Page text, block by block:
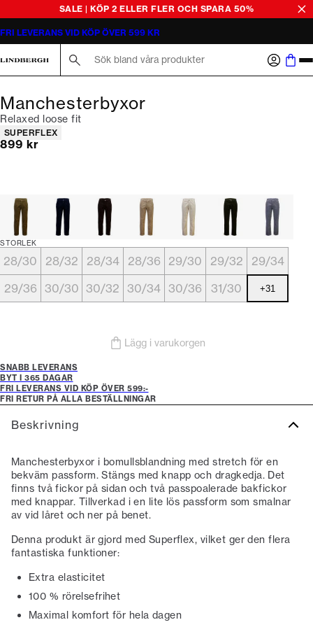
SALE | KÖP 2 ELLER FLER OCH SPARA 50%
FRI LEVERANS VID KÖP ÖVER 599 KR
Manchesterbyxor
Relaxed loose fit
Produktattribut
SUPERFLEX
Nuvarande pris
899 kr
STORLEK
28/30 28/32 28/34 28/36 29/30 29/32
29/34
29/36 30/30 30/32 30/34 30/36 31/30 +31
Lägg i varukorgen
SNABB LEVERANS
BYT I 365 DAGAR
FRI LEVERANS VID KÖP ÖVER 599:-
FRI RETUR PÅ ALLA BESTÄLLNINGAR
Beskrivning
Manchesterbyxor i bomullsblandning med stretch för en
bekväm passform. Stängs med knapp och dragkedja. Det
finns två fickor på sidan och två passpoalerade bakfickor
med knappar. Tillverkad i en lite lös passform som smalnar
av vid låret och ner på benet.
Denna produkt är gjord med Superflex, vilket ger den flera
fantastiska funktioner:
Extra elasticitet
100 % rörelsefrihet
Maximal komfort för hela dagen